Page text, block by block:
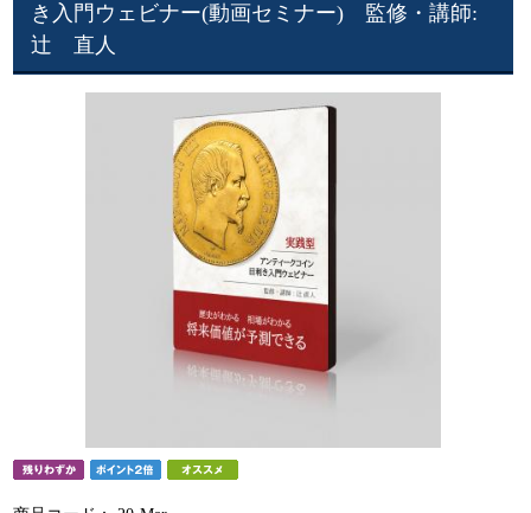
き入門ウェビナー(動画セミナー) 監修・講師:
辻 直人